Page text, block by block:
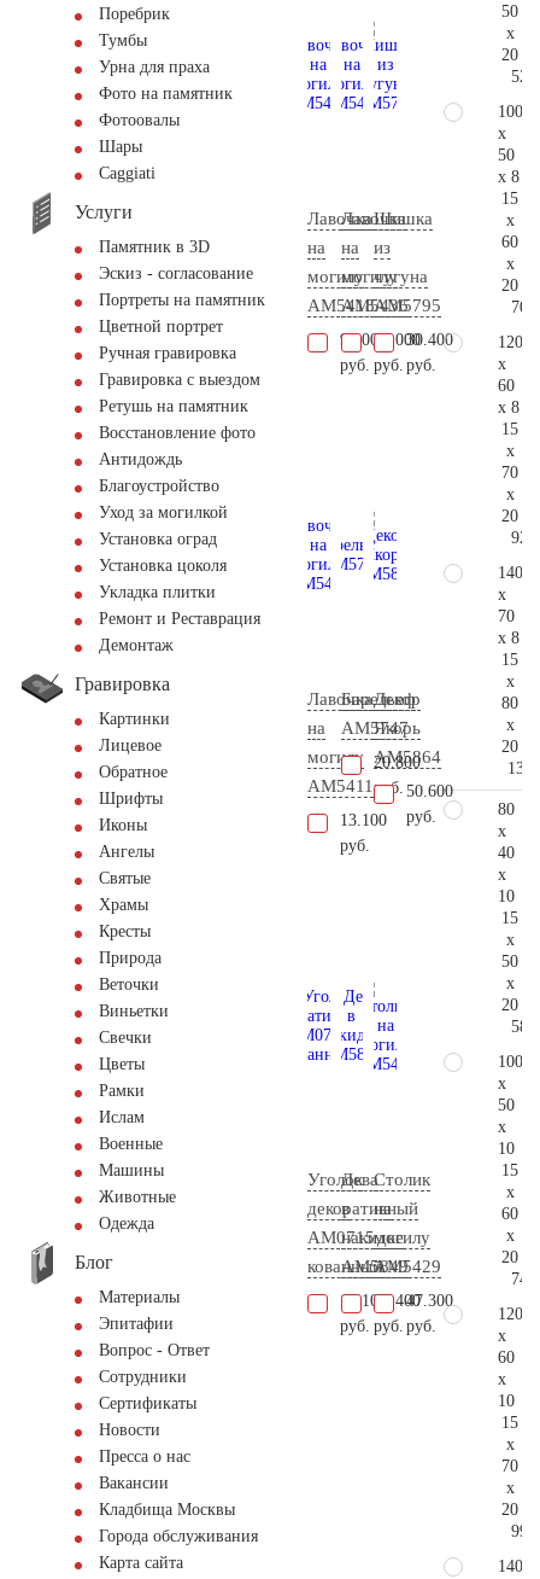
Поребрик
Тумбы
Урна для праха
Фото на памятник
Фотоовалы
Шары
Сaggiati
Услуги
Памятник в 3D
Эскиз - согласование
Портреты на памятник
Цветной портрет
Ручная гравировка
Гравировка с выездом
Ретушь на памятник
Восстановление фото
Антидождь
Благоустройство
Уход за могилкой
Установка оград
Установка цоколя
Укладка плитки
Ремонт и Реставрация
Демонтаж
Гравировка
Картинки
Лицевое
Обратное
Шрифты
Иконы
Ангелы
Святые
Храмы
Кресты
Природа
Веточки
Виньетки
Свечки
Цветы
Рамки
Ислам
Военные
Машины
Животные
Одежда
Блог
Материалы
Эпитафии
Вопрос - Ответ
Сотрудники
Сертификаты
Новости
Пресса о нас
Вакансии
Кладбища Москвы
Города обслуживания
Карта сайта
Лавочка
на
могилу
AM5418
9.100
руб.
Лавочка
на
могилу
AM5436
39.000
руб.
Шишка
из
чугуна
AM5795
30.400
руб.
Лавочка
на
могилу
AM5411
13.100
руб.
Барельеф
AM5747
20.800
руб.
Декор
Якорь
AM5864
50.600
руб.
Уголок
декоративный
AM0715
кованный
18.100
руб.
Дева
в
накидке
AM5849
68.400
руб.
Столик
на
могилу
AM5429
47.300
руб.
50
x
20
100
x
50
x 8
15
x
60
x
20
120
x
60
x 8
15
x
70
x
20
140
x
70
x 8
15
x
80
x
20
80
x
40
x
10
15
x
50
x
20
100
x
50
x
10
15
x
60
x
20
120
x
60
x
10
15
x
70
x
20
140